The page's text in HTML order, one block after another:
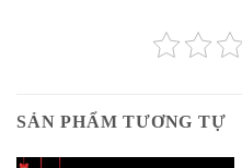
SẢN PHẨM TƯƠNG TỰ